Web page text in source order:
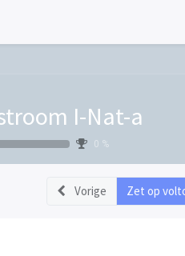
I-Nat-a
0 %
Vorige Zet op